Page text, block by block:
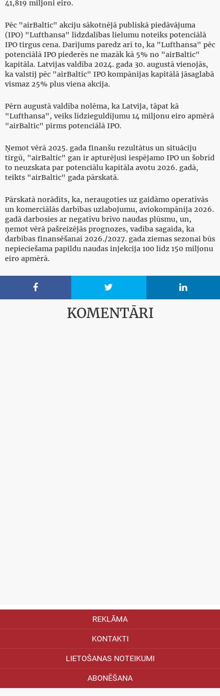
41,819 miljoni eiro.
Pēc "airBaltic" akciju sākotnējā publiskā piedāvājuma
(IPO) "Lufthansa" līdzdalības lielumu noteiks potenciālā
IPO tirgus cena. Darījums paredz arī to, ka "Lufthansa" pēc
potenciālā IPO piederēs ne mazāk kā 5% no "airBaltic"
kapitāla. Latvijas valdība 2024. gada 30. augustā vienojās,
ka valstij pēc "airBaltic" IPO kompānijas kapitālā jāsaglabā
vismaz 25% plus viena akcija.
Pērn augustā valdība nolēma, ka Latvija, tāpat kā
"Lufthansa", veiks līdzieguldījumu 14 miljonu eiro apmērā
"airBaltic" pirms potenciālā IPO.
Ņemot vērā 2025. gada finanšu rezultātus un situāciju
tirgū, "airBaltic" gan ir apturējusi iespējamo IPO un šobrīd
to neuzskata par potenciālu kapitāla avotu 2026. gadā,
teikts "airBaltic" gada pārskatā.
Pārskatā norādīts, ka, neraugoties uz gaidāmo operatīvās
un komerciālās darbības uzlabojumu, aviokompānija 2026.
gadā darbosies ar negatīvu brīvo naudas plūsmu, un,
ņemot vērā pašreizējās prognozes, vadība sagaida, ka
darbības finansēšanai 2026./2027. gada ziemas sezonai būs
nepieciešama papildu naudas injekcija 100 līdz 150 miljonu
eiro apmērā.
  
KOMENTĀRI
REKLĀMA
KONTAKTI
LIETOŠANAS NOTEIKUMI
ABONĒŠANA